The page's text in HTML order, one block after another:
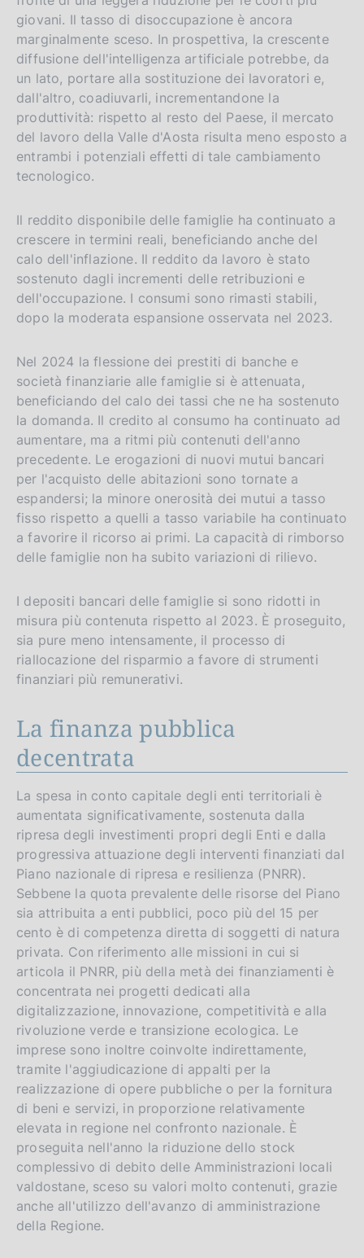
giovani. Il tasso di disoccupazione è ancora
marginalmente sceso. In prospettiva, la crescente
diffusione dell'intelligenza artificiale potrebbe, da
un lato, portare alla sostituzione dei lavoratori e,
dall'altro, coadiuvarli, incrementandone la
produttività: rispetto al resto del Paese, il mercato
del lavoro della Valle d'Aosta risulta meno esposto a
entrambi i potenziali effetti di tale cambiamento
tecnologico.
Il reddito disponibile delle famiglie ha continuato a
crescere in termini reali, beneficiando anche del
calo dell'inflazione. Il reddito da lavoro è stato
sostenuto dagli incrementi delle retribuzioni e
dell'occupazione. I consumi sono rimasti stabili,
dopo la moderata espansione osservata nel 2023.
Nel 2024 la flessione dei prestiti di banche e
società finanziarie alle famiglie si è attenuata,
beneficiando del calo dei tassi che ne ha sostenuto
la domanda. Il credito al consumo ha continuato ad
aumentare, ma a ritmi più contenuti dell'anno
precedente. Le erogazioni di nuovi mutui bancari
per l'acquisto delle abitazioni sono tornate a
espandersi; la minore onerosità dei mutui a tasso
fisso rispetto a quelli a tasso variabile ha continuato
a favorire il ricorso ai primi. La capacità di rimborso
delle famiglie non ha subito variazioni di rilievo.
I depositi bancari delle famiglie si sono ridotti in
misura più contenuta rispetto al 2023. È proseguito,
sia pure meno intensamente, il processo di
riallocazione del risparmio a favore di strumenti
finanziari più remunerativi.
La finanza pubblica
decentrata
La spesa in conto capitale degli enti territoriali è
aumentata significativamente, sostenuta dalla
ripresa degli investimenti propri degli Enti e dalla
progressiva attuazione degli interventi finanziati dal
Piano nazionale di ripresa e resilienza (PNRR).
Sebbene la quota prevalente delle risorse del Piano
sia attribuita a enti pubblici, poco più del 15 per
cento è di competenza diretta di soggetti di natura
privata. Con riferimento alle missioni in cui si
articola il PNRR, più della metà dei finanziamenti è
concentrata nei progetti dedicati alla
digitalizzazione, innovazione, competitività e alla
rivoluzione verde e transizione ecologica. Le
imprese sono inoltre coinvolte indirettamente,
tramite l'aggiudicazione di appalti per la
realizzazione di opere pubbliche o per la fornitura
di beni e servizi, in proporzione relativamente
elevata in regione nel confronto nazionale. È
proseguita nell'anno la riduzione dello stock
complessivo di debito delle Amministrazioni locali
valdostane, sceso su valori molto contenuti, grazie
anche all'utilizzo dell'avanzo di amministrazione
della Regione.